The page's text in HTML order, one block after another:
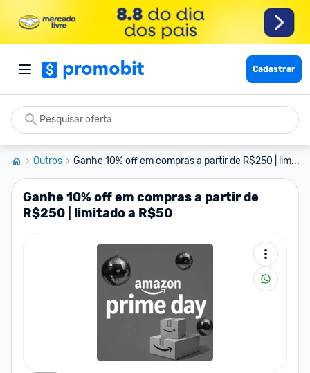
Cadastrar
Outros Ganhe 10% off em compras a partir de R$250 | lim...
Ganhe 10% off em compras a partir de
R$250 | limitado a R$50